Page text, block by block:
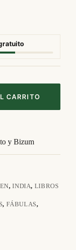
CARRITO
y Bizum
,INDIA, LIBROS
, FÁBULAS,